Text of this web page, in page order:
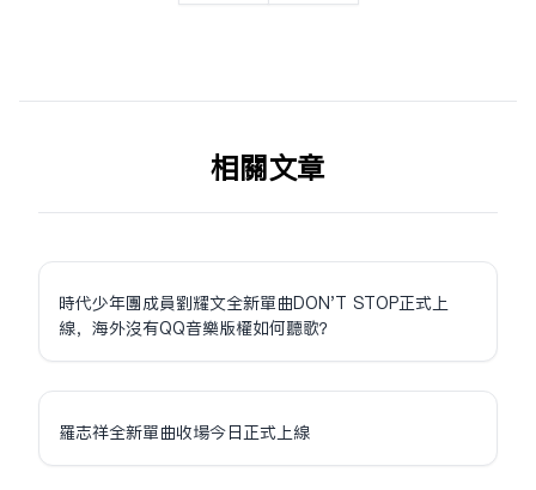
相关文章
時代少年團成員劉耀文全新單曲DON'T STOP正式上
線，海外沒有QQ音樂版權如何聽歌？
羅志祥全新單曲收場今日正式上線